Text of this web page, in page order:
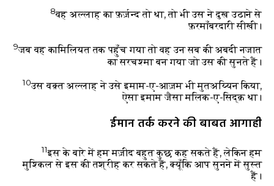
8वह अल्लाह का फ़र्ज़न्द तो था, तो भी उस ने दुख उठाने से
फ़रमाँबरदारी सीखी।
9जब वह कामिलियत तक पहुँच गया तो वह उन सब की अबदी नजात
का सरचश्मा बन गया जो उस की सुनते हैं।
10उस वक़्त अल्लाह ने उसे इमाम-ए-आज़म भी मुतअय्यिन किया,
ऐसा इमाम जैसा मलिक-ए-सिद्क़ था।
ईमान तर्क करने की बाबत आगाही
11इस के बारे में हम मज़ीद बहुत कुछ कह सकते हैं, लेकिन हम
मुश्किल से इस की तश्रीह कर सकते हैं, क्यूँकि आप सुनने में सुस्त
हैं।